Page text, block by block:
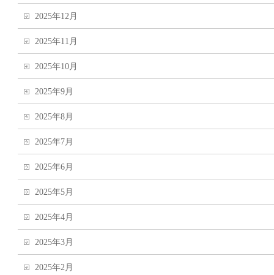
2025年12月
2025年11月
2025年10月
2025年9月
2025年8月
2025年7月
2025年6月
2025年5月
2025年4月
2025年3月
2025年2月